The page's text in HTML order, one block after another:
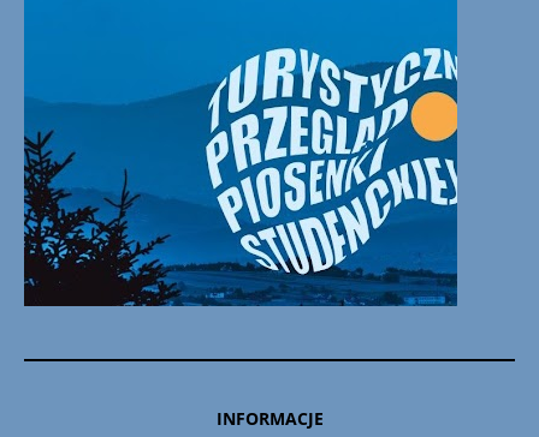
INFORMACJE